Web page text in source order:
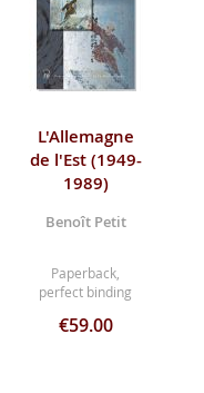
L'Allemagne
de l'Est (1949-
1989)
Benoît Petit
Paperback,
perfect binding
€59.00